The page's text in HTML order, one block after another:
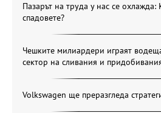
Пазарът на труда у нас се
спадовете?
Чешките милиардери играят
сектор на сливания и
Volkswagen ще преразгледа